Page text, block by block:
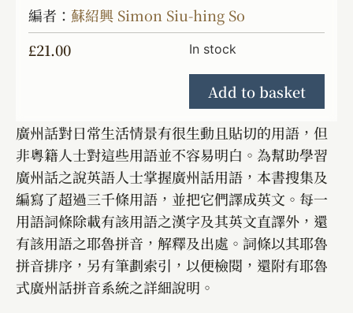
編者： 蘇紹興 Simon Siu-hing So
£21.00 In stock
Add to basket
廣州話對日常生活情景有很生動且貼切的用語，但
非粵籍人士對這些用語並不容易明白。為幫助學習
廣州話之說英語人士掌握廣州話用語，本書搜集及
編寫了超過三千條用語，並把它們譯成英文。每一
用語詞條除載有該用語之漢字及其英文直譯外，還
有該用語之耶魯拼音，解釋及出處。詞條以其耶魯
拼音排序，另有筆劃索引，以便檢閱，還附有耶魯
式廣州話拼音系統之詳細說明。